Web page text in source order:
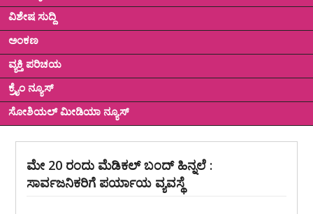
ವಿಶೇಷ ಸುದ್ದಿ
ಅಂಕಣ
ವ್ಯಕ್ತಿ ಪರಿಚಯ
ಕ್ರೈಂ ನ್ಯೂಸ್
ಸೋಶಿಯಲ್ ಮೀಡಿಯಾ ನ್ಯೂಸ್
ಮೇ 20 ರಂದು ಮೆಡಿಕಲ್ ಬಂದ್ ಹಿನ್ನಲೆ :
ಸಾರ್ವಜನಿಕರಿಗೆ ಪರ್ಯಾಯ ವ್ಯವಸ್ಥೆ